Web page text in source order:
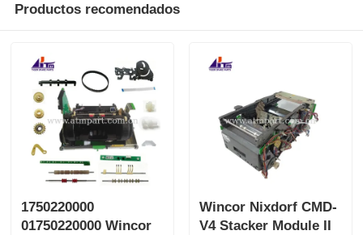
Productos recomendados
1750220000
01750220000 Wincor
Wincor Nixdorf CMD-
V4 Stacker Module II